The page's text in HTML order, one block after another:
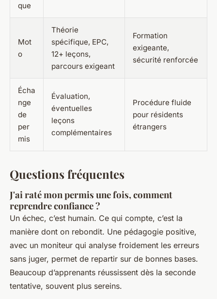
que
Mot
o
Théorie
spécifique, EPC,
12+ leçons,
parcours exigeant
Formation
exigeante,
sécurité renforcée
Écha
nge
de
per
mis
Évaluation,
éventuelles
leçons
complémentaires
Procédure fluide
pour résidents
étrangers
Questions fréquentes
J'ai raté mon permis une fois, comment
reprendre confiance ?
Un échec, c’est humain. Ce qui compte, c’est la
manière dont on rebondit. Une pédagogie positive,
avec un moniteur qui analyse froidement les erreurs
sans juger, permet de repartir sur de bonnes bases.
Beaucoup d’apprenants réussissent dès la seconde
tentative, souvent plus sereins.